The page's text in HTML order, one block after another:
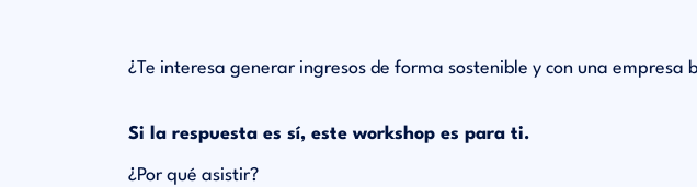
¿Te interesa generar ingresos de forma sostenible y con una empresa
Si la respuesta es sí, este workshop es para ti.
¿Por qué asistir?